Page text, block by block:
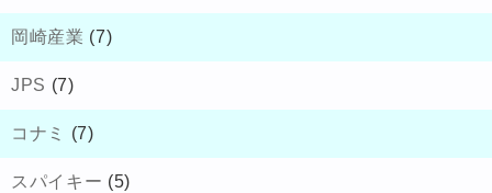
岡崎産業 (7)
JPS (7)
コナミ (7)
スパイキー (5)